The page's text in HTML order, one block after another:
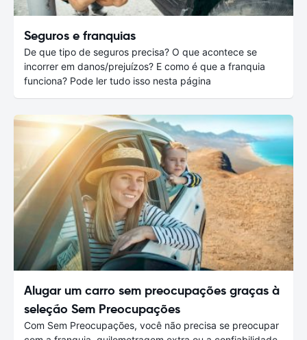
Seguros e franquias
De que tipo de seguros precisa? O que acontece se
incorrer em danos/prejuízos? E como é que a franquia
funciona? Pode ler tudo isso nesta página
Alugar um carro sem preocupações graças à
seleção Sem Preocupações
Com Sem Preocupações, você não precisa se preocupar